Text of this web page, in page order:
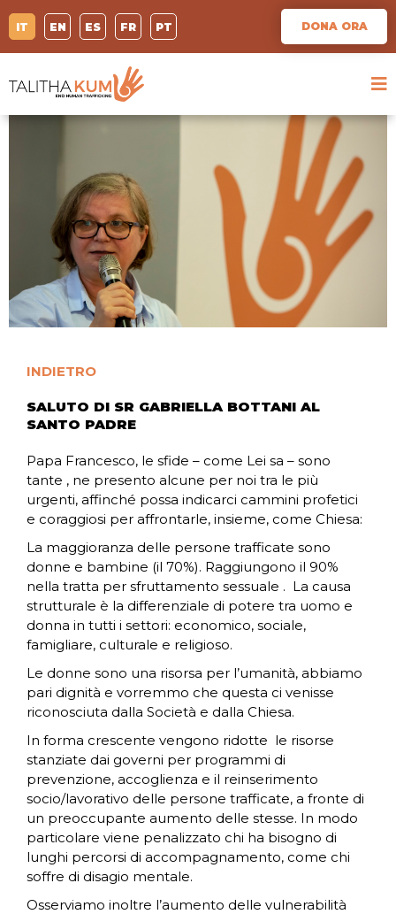
IT EN ES FR PT DONA ORA
INDIETRO
SALUTO DI SR GABRIELLA BOTTANI AL
SANTO PADRE
Papa Francesco, le sfide – come Lei sa – sono
tante , ne presento alcune per noi tra le più
urgenti, affinché possa indicarci cammini profetici
e coraggiosi per affrontarle, insieme, come Chiesa:
La maggioranza delle persone trafficate sono
donne e bambine (il 70%). Raggiungono il 90%
nella tratta per sfruttamento sessuale . La causa
strutturale è la differenziale di potere tra uomo e
donna in tutti i settori: economico, sociale,
famigliare, culturale e religioso.
Le donne sono una risorsa per l’umanità, abbiamo
pari dignità e vorremmo che questa ci venisse
riconosciuta dalla Società e dalla Chiesa.
In forma crescente vengono ridotte le risorse
stanziate dai governi per programmi di
prevenzione, accoglienza e il reinserimento
socio/lavorativo delle persone trafficate, a fronte di
un preoccupante aumento delle stesse. In modo
particolare viene penalizzato chi ha bisogno di
lunghi percorsi di accompagnamento, come chi
soffre di disagio mentale.
Osserviamo inoltre l’aumento delle vulnerabilità